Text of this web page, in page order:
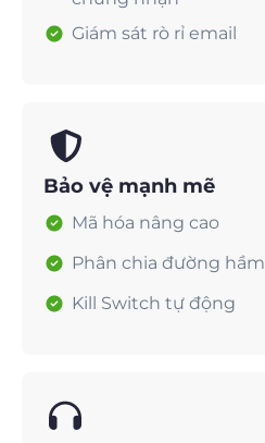
Giám sát rò rỉ email
Bảo vệ mạnh mẽ
Mã hóa nâng cao
Phân chia đường hầm
Kill Switch tự động